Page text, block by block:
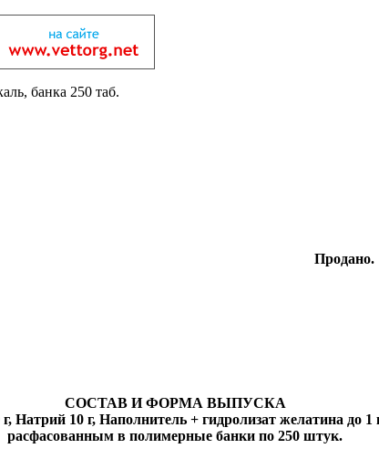
банка 250 таб.
Продано.
СОСТАВ И ФОРМА ВЫПУСКА
10 г, Наполнитель + гидролизат желатина до
расфасованным в полимерные банки по 250 штук.